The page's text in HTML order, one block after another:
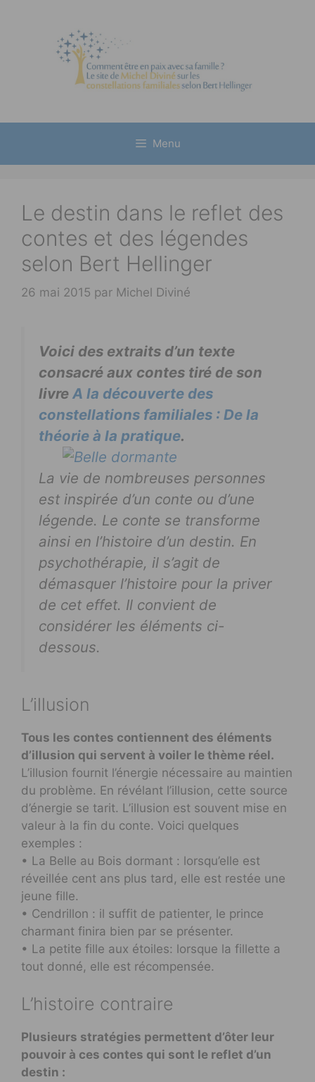
Menu
Le destin dans le reflet des
contes et des légendes
selon Bert Hellinger
26 mai 2015 par Michel Diviné
Voici des extraits d’un texte
consacré aux contes tiré de son
livre A la découverte des
constellations familiales : De la
théorie à la pratique.
La vie de nombreuses personnes
est inspirée d’un conte ou d’une
légende. Le conte se transforme
ainsi en l’histoire d’un destin. En
psychothérapie, il s’agit de
démasquer l’histoire pour la priver
de cet effet. Il convient de
considérer les éléments ci-
dessous.
L’illusion
Tous les contes contiennent des éléments
d’illusion qui servent à voiler le thème réel.
L’illusion fournit l’énergie nécessaire au maintien
du problème. En révélant l’illusion, cette source
d’énergie se tarit. L’illusion est souvent mise en
valeur à la fin du conte. Voici quelques
exemples :
• La Belle au Bois dormant : lorsqu’elle est
réveillée cent ans plus tard, elle est restée une
jeune fille.
• Cendrillon : il suffit de patienter, le prince
charmant finira bien par se présenter.
• La petite fille aux étoiles: lorsque la fillette a
tout donné, elle est récompensée.
L’histoire contraire
Plusieurs stratégies permettent d’ôter leur
pouvoir à ces contes qui sont le reflet d’un
destin :